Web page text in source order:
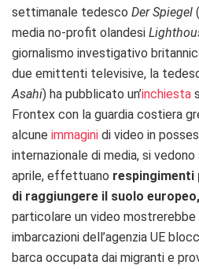
settimanale tedesco Der Spiegel
media no-profit olandesi
giornalismo investigativo
due emittenti televisive, la
Asahi) ha pubblicato un’inchiesta
Frontex con la guardia costiera
alcune immagini di video in
internazionale di media, si
aprile, effettuano respingimenti
di raggiungere il suolo
particolare un video mostrerebbe
imbarcazioni dell’agenzia UE
barca occupata dai migranti e